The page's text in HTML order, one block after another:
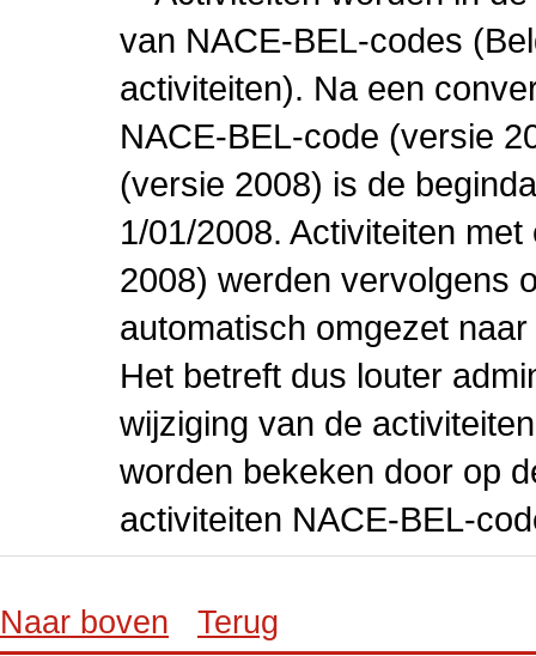
van NACE-BEL-codes
activiteiten). Na een
NACE-BEL-code (versie
(versie 2008) is de
1/01/2008. Activiteiten
2008) werden vervolgens
automatisch omgezet
Het betreft dus louter
wijziging van de
worden bekeken door op
activiteiten NACE-BEL-
Naar boven Terug